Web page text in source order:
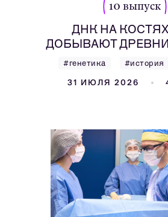
10 выпуск
ДНК НА
ДОБЫВАЮТ
#генетика #история
31 ИЮЛЯ 2026